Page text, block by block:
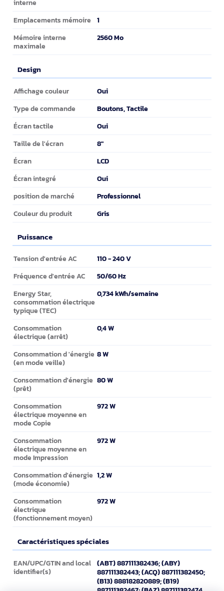
interne
Emplacements mémoire 1
Mémoire interne
maximale
2560 Mo
Design
Design
Affichage couleur Oui
Type de commande Boutons, Tactile
Écran tactile Oui
Taille de l'écran 8"
Écran LCD
Écran integré Oui
position de marché Professionnel
Couleur du produit Gris
Puissance
Puissance
Tension d'entrée AC 110 - 240 V
Fréquence d'entrée AC 50/60 Hz
Energy Star,
consommation électrique
typique (TEC)
0,734 kWh/semaine
Consommation
électrique (arrêt)
0,4 W
Consommation d 'énergie
(en mode veille)
8 W
Consommation d'énergie
(prêt)
80 W
Consommation
électrique moyenne en
mode Copie
972 W
Consommation
électrique moyenne en
mode Impression
972 W
Consommation d'énergie
(mode économie)
1,2 W
Consommation
électrique
(fonctionnement moyen)
972 W
Caractéristiques spéciales
Caractéristiques spéciales
EAN/UPC/GTIN and local
identifier(s)
(ABT) 887111382436; (ABY)
887111382443; (ACQ) 887111382450;
(B13) 888182820889; (B19)